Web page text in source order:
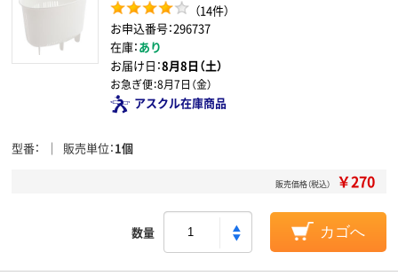
（14件）
お申込番号：296737
在庫：あり
お届け日：8月8日（土）
お急ぎ便：8月7日（金）
アスクル在庫商品
型番 販売単位 1個
販売価格（税込） ￥270
数量 カゴへ